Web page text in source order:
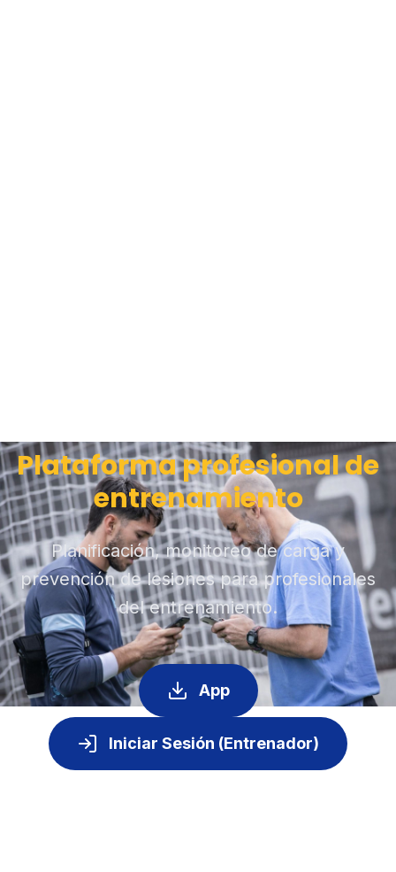
Plataforma profesional de
entrenamiento
Planificación, monitoreo de carga y
prevención de lesiones para profesionales
del entrenamiento.
App
Iniciar Sesión (Entrenador)